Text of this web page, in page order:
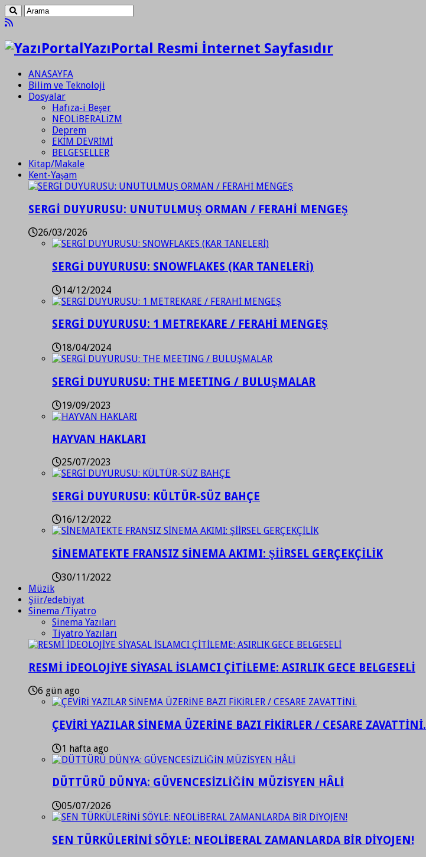
YazıPortal Resmi İnternet Sayfasıdır
ANASAYFA
Bilim ve Teknoloji
Dosyalar
Hafıza-i Beşer
NEOLİBERALİZM
Deprem
EKİM DEVRİMİ
BELGESELLER
Kitap/Makale
Kent-Yaşam
SERGİ DUYURUSU: UNUTULMUŞ ORMAN / FERAHİ MENGEŞ
26/03/2026
SERGİ DUYURUSU: SNOWFLAKES (KAR TANELERİ)
14/12/2024
SERGİ DUYURUSU: 1 METREKARE / FERAHİ MENGEŞ
18/04/2024
SERGİ DUYURUSU: THE MEETING / BULUŞMALAR
19/09/2023
HAYVAN HAKLARI
25/07/2023
SERGİ DUYURUSU: KÜLTÜR-SÜZ BAHÇE
16/12/2022
SİNEMATEKTE FRANSIZ SİNEMA AKIMI: ŞİİRSEL GERÇEKÇİLİK
30/11/2022
Müzik
Şiir/edebiyat
Sinema /Tiyatro
Sinema Yazıları
Tiyatro Yazıları
RESMİ İDEOLOJİYE SİYASAL İSLAMCI ÇİTİLEME: ASIRLIK GECE BELGESELİ
6 gün ago
ÇEVİRİ YAZILAR SİNEMA ÜZERİNE BAZI FİKİRLER / CESARE ZAVATTİNİ.
1 hafta ago
DÜTTÜRÜ DÜNYA: GÜVENCESİZLİĞİN MÜZİSYEN HÂLİ
05/07/2026
SEN TÜRKÜLERİNİ SÖYLE: NEOLİBERAL ZAMANLARDA BİR DİYOJEN!